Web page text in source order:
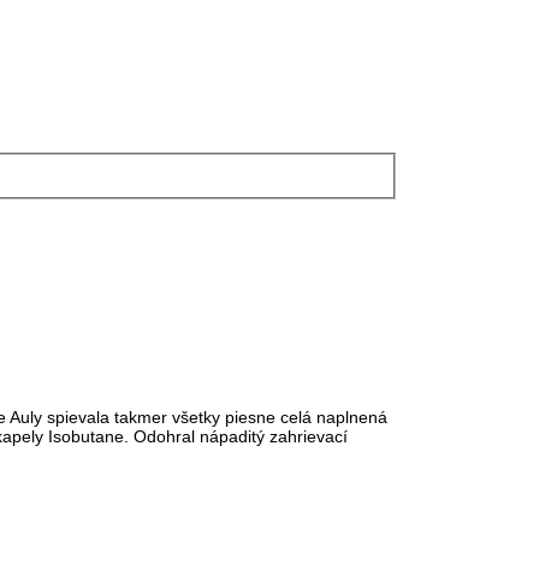
spievala takmer všetky piesne celá naplnená
Isobutane. Odohral nápaditý zahrievací